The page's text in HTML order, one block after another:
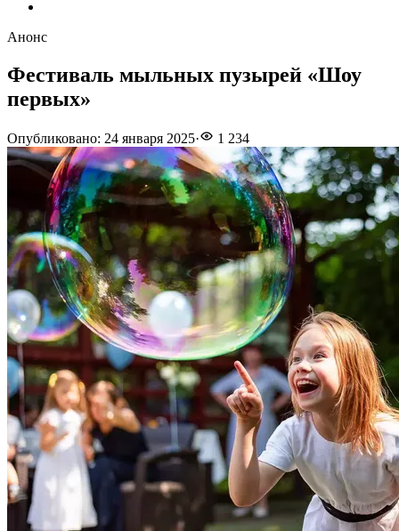
Анонс
Фестиваль мыльных пузырей «Шоу
первых»
Опубликовано: 24 января 2025· 1 234